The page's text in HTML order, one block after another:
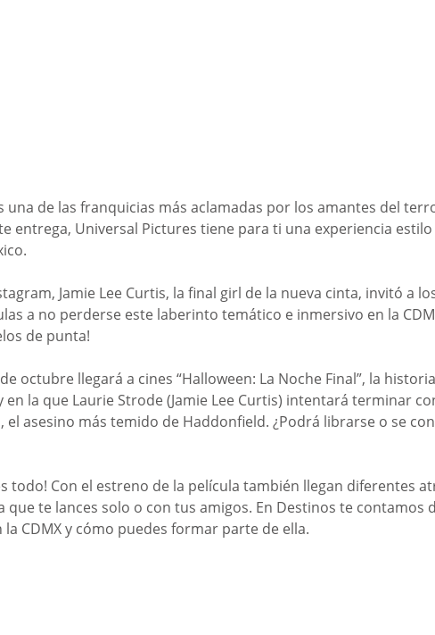
una de las franquicias más aclamadas por los amantes del
entrega, Universal Pictures tiene para ti una experiencia
Jamie Lee Curtis, la final girl de la nueva cinta, invitó a
a no perderse este laberinto temático e inmersivo en la
de punta!
octubre llegará a cines “Halloween: La Noche Final”, la
en la que Laurie Strode (Jamie Lee Curtis) intentará terminar
el asesino más temido de Haddonfield. ¿Podrá librarse o se
todo! Con el estreno de la película también llegan diferentes
que te lances solo o con tus amigos. En Destinos te contamos
la CDMX y cómo puedes formar parte de ella.